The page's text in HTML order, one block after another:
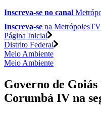
Inscreva-se no canal
Inscreva-se na MetrópolesTV
Página Inicial
Distrito Federal
Meio Ambiente
Meio Ambiente
Governo de
Corumbá IV na